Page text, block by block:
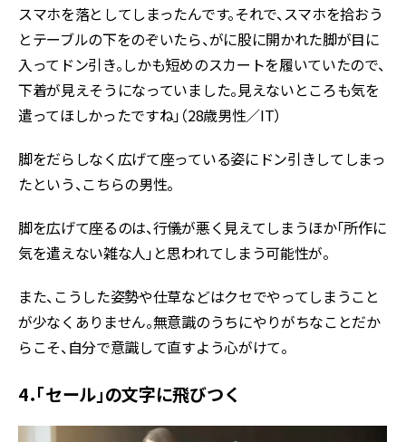
スマホを落としてしまったんです。それで、スマホを拾おう
とテーブルの下をのぞいたら、がに股に開かれた脚が目に
入ってドン引き。しかも短めのスカートを履いていたので、
下着が見えそうになっていました。見えないところも気を
遣ってほしかったですね」（28歳男性／IT）
脚をだらしなく広げて座っている姿にドン引きしてしまっ
たという、こちらの男性。
脚を広げて座るのは、行儀が悪く見えてしまうほか「所作に
気を遣えない雑な人」と思われてしまう可能性が。
また、こうした姿勢や仕草などはクセでやってしまうこと
が少なくありません。無意識のうちにやりがちなことだか
らこそ、自分で意識して直すよう心がけて。
4．「セール」の文字に飛びつく